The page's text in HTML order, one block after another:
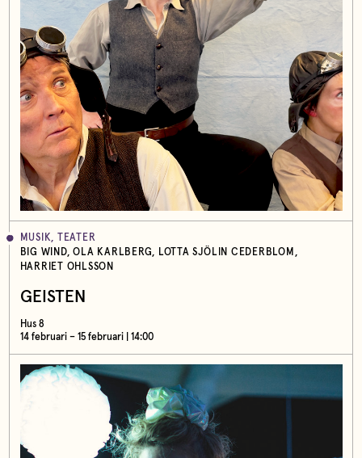
MUSIK, TEATER
BIG WIND, OLA KARLBERG, LOTTA SJÖLIN CEDERBLOM,
HARRIET OHLSSON
GEISTEN
Hus 8
14 februari – 15 februari | 14:00